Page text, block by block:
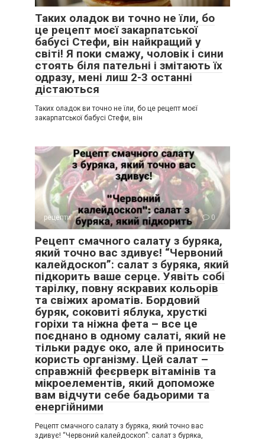
Таких оладок ви точно не їли, бо
це рецепт моєї закарпатської
бабусі Стефи, він найкращий у
світі! Я поки смажу, чоловік і сини
стоять біля пательні і змітають їх
одразу, мені лиш 2-3 останні
дістаються
Таких оладок ви точно не їли, бо це рецепт моєї
закарпатської бабусі Стефи, він
рецепти 0
Рецепт смачного салату з буряка,
який точно вас здивує! “Червоний
калейдоскоп”: салат з буряка, який
підкорить ваше серце. Уявіть собі
тарілку, повну яскравих кольорів
та свіжих ароматів. Бордовий
буряк, соковиті яблука, хрусткі
горіхи та ніжна фета – все це
поєднано в одному салаті, який не
тільки радує око, але й приносить
користь організму. Цей салат –
справжній феєрверк вітамінів та
мікроелементів, який допоможе
вам відчути себе бадьорими та
енергійними
Рецепт смачного салату з буряка, який точно вас
здивує! “Червоний калейдоскоп”: салат з буряка,